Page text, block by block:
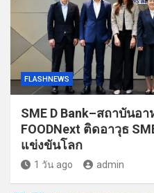
FLASHNEWS
SME D Bank–สถาบันอ
FOODNext ติดอาวุธ
แข่งขันโลก
1 วัน ago admin